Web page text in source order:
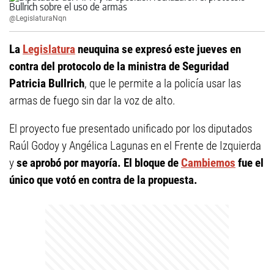
@LegislaturaNqn
La Legislaturaneuquina se expresó este jueves en
contra del protocolo de la ministra de Seguridad
Patricia Bullrich, que le permite a la policía usar las
armas de fuego sin dar la voz de alto.
El proyecto fue presentado unificado por los diputados
Raúl Godoy y Angélica Lagunas en el Frente de Izquierda
yse aprobó por mayoría. El bloque deCambiemos fue el
único que votó en contra de la propuesta.